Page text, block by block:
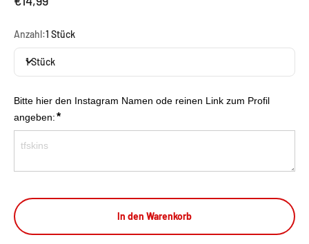
Anzahl:1 Stück
1 Stück
Bitte hier den Instagram Namen ode reinen Link zum Profil
angeben:*
In den Warenkorb